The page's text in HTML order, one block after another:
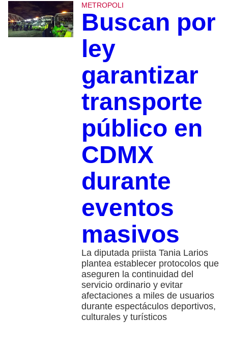
METROPOLI
Buscan por
ley
garantizar
transporte
público en
CDMX
durante
eventos
masivos
La diputada priista Tania Larios
plantea establecer protocolos que
aseguren la continuidad del
servicio ordinario y evitar
afectaciones a miles de usuarios
durante espectáculos deportivos,
culturales y turísticos